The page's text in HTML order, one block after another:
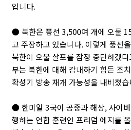
입니다.
● 북한은 풍선 3,500여 개에 오물
고 주장하고 있습니다. 이렇게 풍선
북한이 오물 살포를 잠정 중단하겠
부는 북한에 대해 감내하기 힘든 조
확성기 방송 재개 가능성을 내비쳤
● 한미일 3국이 공중과 해상, 사이
행하는 연합 훈련인 프리덤 에지를